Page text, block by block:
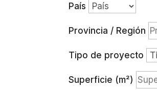
País
Provincia / Región
Tipo de proyecto
Superficie (m²)